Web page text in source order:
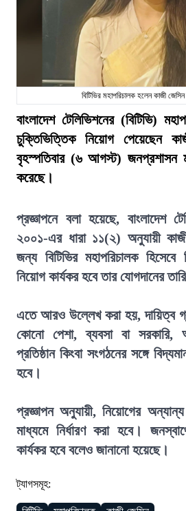
বিটিভির মহাপরিচালক হলেন কাজী
বাংলাদেশ টেলিভিশনের (বিটিভি)
চুক্তিভিত্তিক নিয়োগ পেয়েছেন
বৃহস্পতিবার (৬ আগস্ট) জনপ্রশাসন
করেছে।
প্রজ্ঞাপনে বলা হয়েছে, বাংলাদেশ
২০০১-এর ধারা ১১(২) অনুযায়ী
জন্য বিটিভির মহাপরিচালক
নিয়োগ কার্যকর হবে তার যোগদানের
এতে আরও উল্লেখ করা হয়, দায়িত্ব
কোনো পেশা, ব্যবসা বা সরকারি,
প্রতিষ্ঠান কিংবা সংগঠনের সঙ্গে
হবে।
প্রজ্ঞাপন অনুযায়ী, নিয়োগের
মাধ্যমে নির্ধারণ করা হবে।
কার্যকর হবে বলেও জানানো হয়েছে।
ট্যাগসমূহ: